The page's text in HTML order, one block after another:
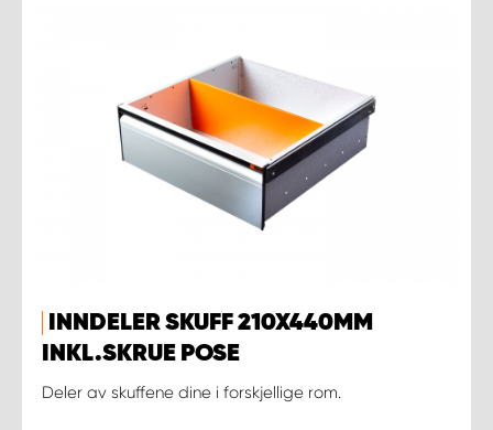
INNDELER SKUFF 210X440MM
INKL.SKRUE POSE
Deler av skuffene dine i forskjellige rom.